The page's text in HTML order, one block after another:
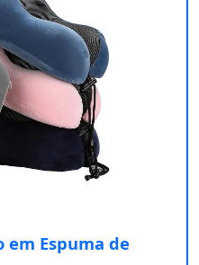
em Espuma de